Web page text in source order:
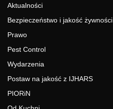
Aktualności
Bezpieczeństwo i jakość żywności
Prawo
Pest Control
Wydarzenia
Postaw na jakość z IJHARS
PIORiN